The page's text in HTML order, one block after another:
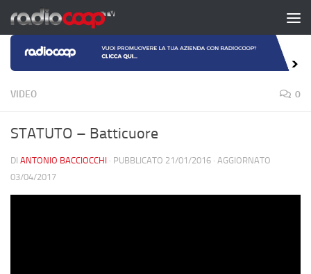
Salta al contenuto
VIDEO 0
STATUTO – Batticuore
DI ANTONIO BACCIOCCHI · PUBBLICATO 21/01/2016 · AGGIORNATO
03/04/2017